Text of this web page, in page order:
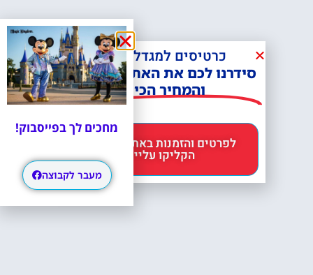
כרטיסים למגדל אייפל?
סידרנו לכם את האתר הכי אמין -
והמחיר הכי זול!
הקליקו עליי 😊
מחכים לך בפייסבוק!
מעבר לקבוצה